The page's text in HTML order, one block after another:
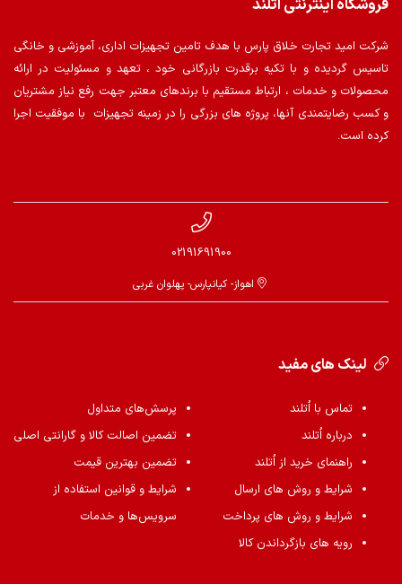
فروشگاه اینترنتی اُتلند
شرکت امید تجارت خلاق پارس با هدف تامین تجهیزات اداری، آموزشی و خانگی
تاسیس گردیده و با تکیه برقدرت بازرگانی خود ، تعهد و مسئولیت در ارائه
محصولات و خدمات ، ارتباط مستقیم با برندهای معتبر جهت رفع نیاز مشتریان
و کسب رضایتمندی آنها، پروژه های بزرگی را در زمینه تجهیزات با موفقیت اجرا
کرده است.
02191691900
اهواز- کیانپارس- پهلوان غربی
لینک های مفید
تماس با اُتلند
درباره اُتلند
راهنمای خرید از اُتلند
شرایط و روش های ارسال
شرایط و روش های پرداخت
رویه های بازگرداندن کالا
پرسش‌های متداول
تضمین اصالت کالا و گارانتی اصلی
تضمین بهترین قیمت
شرایط و قوانین استفاده از
سرویس‌ها و خدمات